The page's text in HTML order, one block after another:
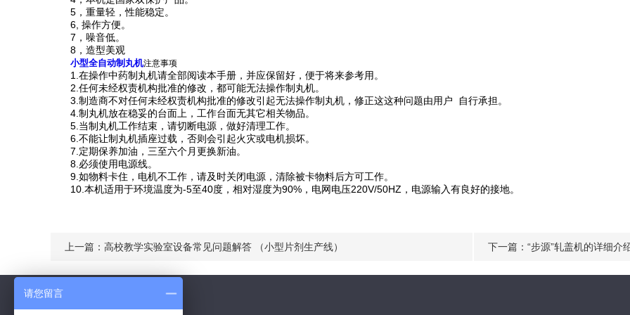
5，重量轻，性能稳定。
6, 操作方便。
7，噪音低。
8，造型美观
小型全自动制丸机注意事项
1.在操作中药制丸机请全部阅读本手册，并应保留好，便于将来参考用。
2.任何未经权责机构批准的修改，都可能无法操作制丸机。
3.制造商不对任何未经权责机构批准的修改引起无法操作制丸机，修正这这种问题由用户 自行承担。
4.制丸机放在稳妥的台面上，工作台面无其它相关物品。
5.当制丸机工作结束，请切断电源，做好清理工作。
6.不能让制丸机插座过载，否则会引起火灾或电机损坏。
7.定期保养加油，三至六个月更换新油。
8.必须使用电源线。
9.如物料卡住，电机不工作，请及时关闭电源，清除被卡物料后方可工作。
10.本机适用于环境温度为-5至40度，相对湿度为90%，电网电压220V/50HZ，电源输入有良好的接地。
上一篇： 高校教学实验室设备常见问题解答 （小型片剂生产线） 下一篇： “步源”轧盖机的详细介
请您留言